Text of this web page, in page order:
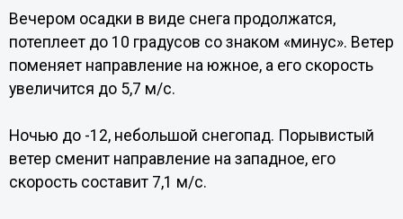
Вечером осадки в виде снега продолжатся,
потеплеет до 10 градусов со знаком «минус». Ветер
поменяет направление на южное, а его скорость
увеличится до 5,7 м/с.
Ночью до -12, небольшой снегопад. Порывистый
ветер сменит направление на западное, его
скорость составит 7,1 м/с.